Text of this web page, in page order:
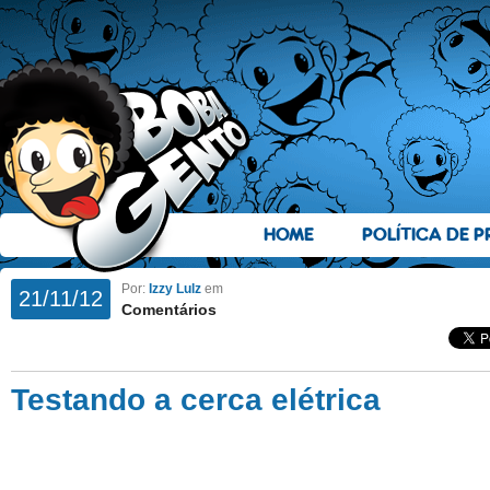
HOME POLÍTICA DE
21/11/12 Por: Izzy Lulz em
Comentários
Testando a cerca elétrica